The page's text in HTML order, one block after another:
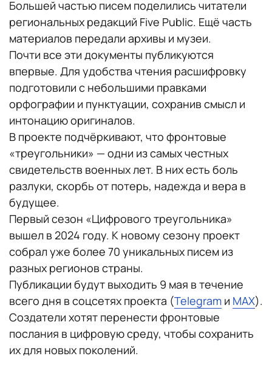
Большей частью писем поделились читатели
региональных редакций Five Public. Ещё часть
материалов передали архивы и музеи.
Почти все эти документы публикуются
впервые. Для удобства чтения расшифровку
подготовили с небольшими правками
орфографии и пунктуации, сохранив смысл и
интонацию оригиналов.
В проекте подчёркивают, что фронтовые
«треугольники» — одни из самых честных
свидетельств военных лет. В них есть боль
разлуки, скорбь от потерь, надежда и вера в
будущее.
Первый сезон «Цифрового треугольника»
вышел в 2024 году. К новому сезону проект
собрал уже более 70 уникальных писем из
разных регионов страны.
Публикации будут выходить 9 мая в течение
всего дня в соцсетях проекта (Telegram и MAX).
Создатели хотят перенести фронтовые
послания в цифровую среду, чтобы сохранить
их для новых поколений.